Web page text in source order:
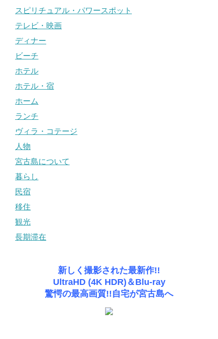
スピリチュアル・パワースポット
テレビ・映画
ディナー
ビーチ
ホテル
ホテル・宿
ホーム
ランチ
ヴィラ・コテージ
人物
宮古島について
暮らし
民宿
移住
観光
長期滞在
新しく撮影された最新作!!
UltraHD (4K HDR)＆Blu-ray
驚愕の最高画質!!自宅が宮古島へ